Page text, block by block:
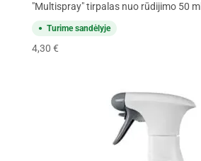
"Multispray" tirpalas nuo rūdijimo 50 ml
Turime sandėlyje
4,30 €